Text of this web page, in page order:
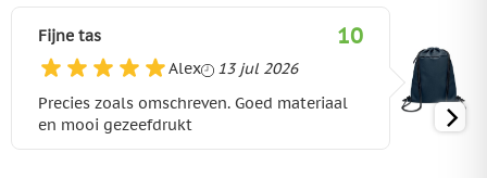
Fijne tas
Alex
13 juli 2026
13 jul 2026
Precies zoals omschreven. Goed materiaal
en mooi gezeefdrukt
10